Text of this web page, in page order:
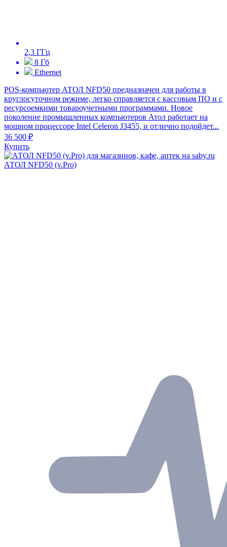
2,3 ГГц
8 Гб
Ethernet
POS-компьютер АТОЛ NFD50 предназначен для работы в
круглосуточном режиме, легко справляется с кассовым ПО и с
ресурсоемкими товароучетными программами. Новое
поколение промышленных компьютеров Атол работает на
мощном процессоре Intel Celeron J3455, и отлично подойдет...
36 500 ₽
Купить
АТОЛ NFD50 (v.Pro)